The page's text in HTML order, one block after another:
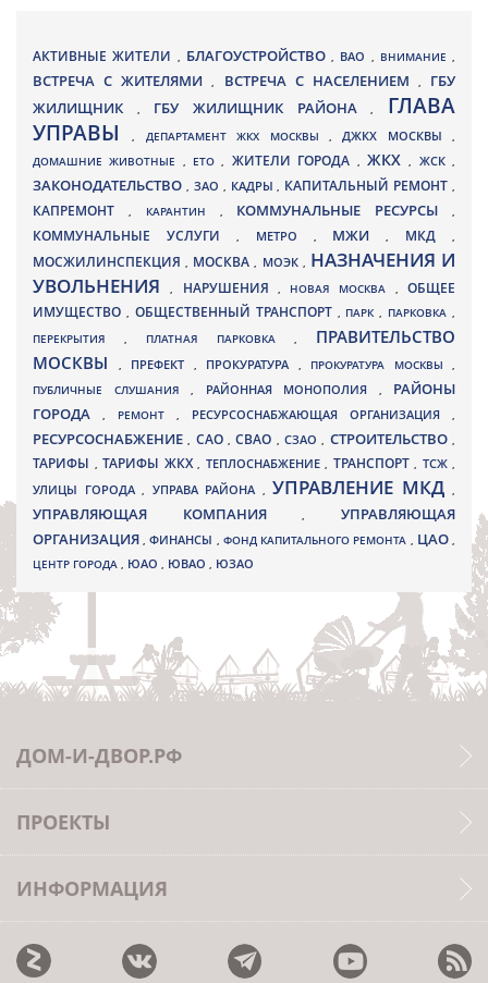
АКТИВНЫЕ ЖИТЕЛИ , БЛАГОУСТРОЙСТВО , ВАО , ВНИМАНИЕ ,
ВСТРЕЧА С ЖИТЕЛЯМИ, ВСТРЕЧА С НАСЕЛЕНИЕМ , ГБУ
ЖИЛИЩНИК
, ГБУ ЖИЛИЩНИК РАЙОНА, ГЛАВА
УПРАВЫ, ДЕПАРТАМЕНТ ЖКХ МОСКВЫ ,ДЖКХ МОСКВЫ ,
ДОМАШНИЕ ЖИВОТНЫЕ , ЕТО, ЖИТЕЛИ ГОРОДА , ЖКХ, ЖСК,
ЗАКОНОДАТЕЛЬСТВО , ЗАО , КАДРЫ, КАПИТАЛЬНЫЙ РЕМОНТ ,
КАПРЕМОНТ , КАРАНТИН , КОММУНАЛЬНЫЕ РЕСУРСЫ,
КОММУНАЛЬНЫЕ УСЛУГИ , МЕТРО , МЖИ, МКД ,
МОСЖИЛИНСПЕКЦИЯ, МОСКВА , МОЭК , НАЗНАЧЕНИЯ И
УВОЛЬНЕНИЯ, НАРУШЕНИЯ , НОВАЯ МОСКВА ,ОБЩЕЕ
ИМУЩЕСТВО , ОБЩЕСТВЕННЫЙ ТРАНСПОРТ , ПАРК, ПАРКОВКА ,
ПЕРЕКРЫТИЯ , ПЛАТНАЯ ПАРКОВКА , ПРАВИТЕЛЬСТВО
МОСКВЫ
, ПРЕФЕКТ , ПРОКУРАТУРА , ПРОКУРАТУРА МОСКВЫ ,
ПУБЛИЧНЫЕ СЛУШАНИЯ , РАЙОННАЯ МОНОПОЛИЯ , РАЙОНЫ
ГОРОДА
, РЕМОНТ , РЕСУРСОСНАБЖАЮЩАЯ ОРГАНИЗАЦИЯ ,
РЕСУРСОСНАБЖЕНИЕ, САО,СВАО ,СЗАО, СТРОИТЕЛЬСТВО,
ТАРИФЫ , ТАРИФЫ ЖКХ , ТЕПЛОСНАБЖЕНИЕ , ТРАНСПОРТ , ТСЖ ,
УЛИЦЫ ГОРОДА , УПРАВА РАЙОНА , УПРАВЛЕНИЕ МКД ,
УПРАВЛЯЮЩАЯ КОМПАНИЯ,УПРАВЛЯЮЩАЯ
ОРГАНИЗАЦИЯ,ФИНАНСЫ , ФОНД КАПИТАЛЬНОГО РЕМОНТА , ЦАО,
ЦЕНТР ГОРОДА , ЮАО , ЮВАО , ЮЗАО
ДОМ-И-ДВОР.РФ
ПРОЕКТЫ
ИНФОРМАЦИЯ